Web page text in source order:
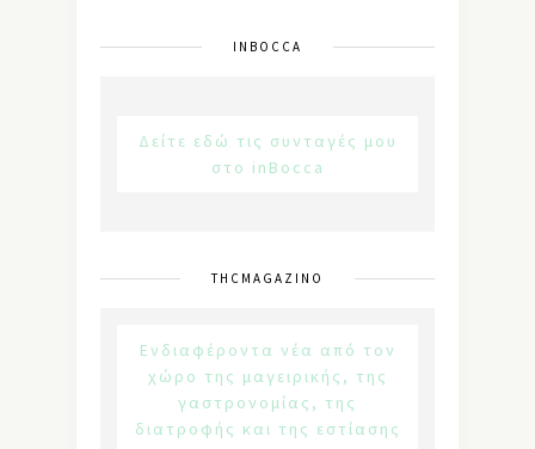
INBOCCA
Δείτε εδώ τις συνταγές μου
στο inBocca
THCMAGAZINO
Ενδιαφέροντα νέα από τον
χώρο της μαγειρικής, της
γαστρονομίας, της
διατροφής και της εστίασης